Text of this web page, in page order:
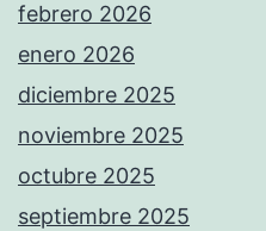
febrero 2026
enero 2026
diciembre 2025
noviembre 2025
octubre 2025
septiembre 2025